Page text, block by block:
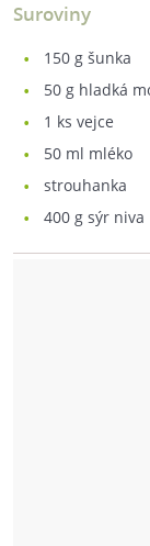
Suroviny
150 g šunka
50 g hladká
1 ks vejce
50 ml mléko
strouhanka
400 g sýr niva